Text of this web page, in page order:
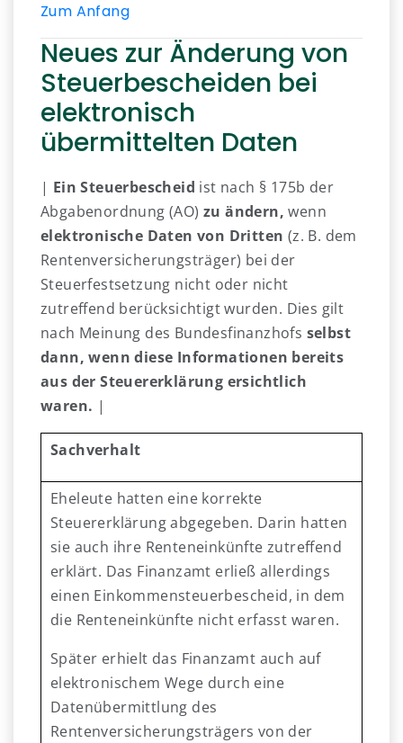
Zum Anfang
Neues zur Änderung von
Steuerbescheiden bei
elektronisch
übermittelten Daten
| Ein Steuerbescheid ist nach § 175b der
Abgabenordnung (AO) zu ändern, wenn
elektronische Daten von Dritten (z. B. dem
Rentenversicherungsträger) bei der
Steuerfestsetzung nicht oder nicht
zutreffend berücksichtigt wurden. Dies gilt
nach Meinung des Bundesfinanzhofs selbst
dann, wenn diese Informationen bereits
aus der Steuererklärung ersichtlich
waren. |
Sachverhalt
Eheleute hatten eine korrekte
Steuererklärung abgegeben. Darin hatten
sie auch ihre Renteneinkünfte zutreffend
erklärt. Das Finanzamt erließ allerdings
einen Einkommensteuerbescheid, in dem
die Renteneinkünfte nicht erfasst waren.
Später erhielt das Finanzamt auch auf
elektronischem Wege durch eine
Datenübermittlung des
Rentenversicherungsträgers von der